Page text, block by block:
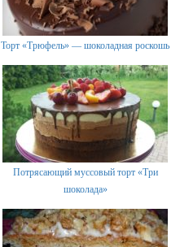
Торт «Трюфель» — шоколадная роскошь
Потрясающий муссовый торт «Три
шоколада»